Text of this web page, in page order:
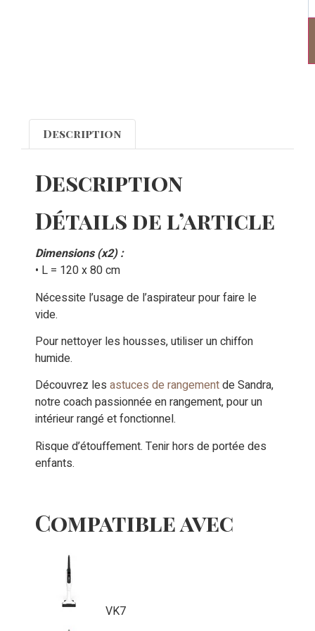
Description
Description
Détails de l’article
Dimensions (x2) :
• L = 120 x 80 cm
Nécessite l’usage de l’aspirateur pour faire le
vide.
Pour nettoyer les housses, utiliser un chiffon
humide.
Découvrez les astuces de rangementde Sandra,
notre coach passionnée en rangement, pour un
intérieur rangé et fonctionnel.
Risque d’étouffement. Tenir hors de portée des
enfants.
Compatible avec
VK7